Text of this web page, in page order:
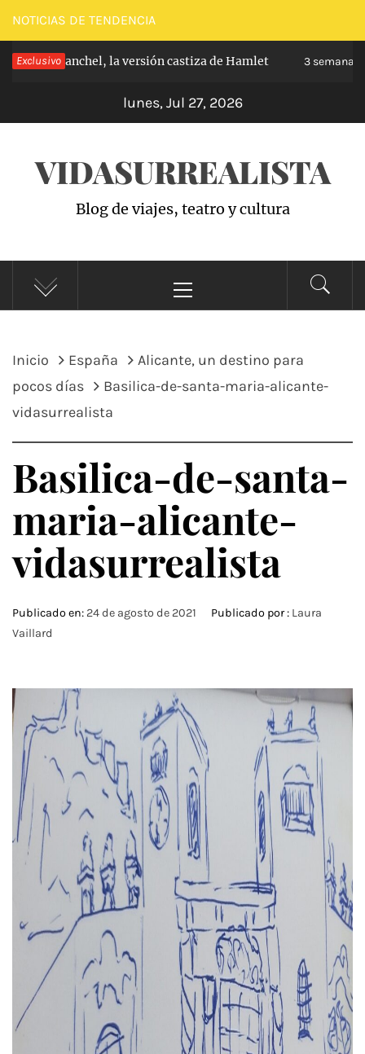
Saltar
al
contenido
NOTICIAS DE TENDENCIA
Exclusivo
de Carabanchel, la versión castiza de Hamlet 3 semanas
lunes, Jul 27, 2026
VIDASURREALISTA
Blog de viajes, teatro y cultura
principal
Inicio España
Alicante, un destino para
pocos días
Basilica-de-santa-maria-alicante-
vidasurrealista
Basilica-de-santa-
maria-alicante-
vidasurrealista
Publicado en: 24 de agosto de 2021 Publicado por : Laura
Vaillard